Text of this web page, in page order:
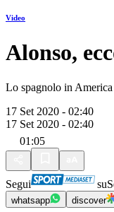
Video
Alonso,
Lo spagnolo in
17 Set 2020 - 02:40
17 Set 2020 - 02:40
01:05
Segui su
whatsapp discover